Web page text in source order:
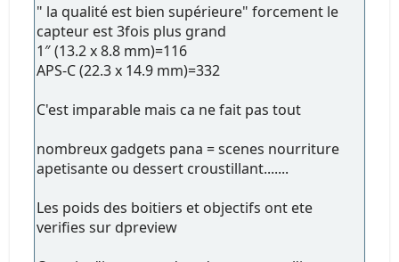
" la qualité est bien supérieure" forcement le
capteur est 3fois plus grand
1″ (13.2 x 8.8 mm)=116
APS-C (22.3 x 14.9 mm)=332
C'est imparable mais ca ne fait pas tout
nombreux gadgets pana = scenes nourriture
apetisante ou dessert croustillant.......
Les poids des boitiers et objectifs ont ete
verifies sur dpreview